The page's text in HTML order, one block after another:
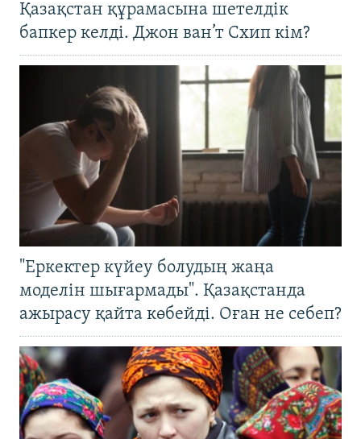
Қазақстан құрамасына шетелдік
бапкер келді. Джон ван’т Схип кім?
"Еркектер күйеу болудың жаңа
моделін шығармады". Қазақстанда
ажырасу қайта көбейді. Оған не себеп?